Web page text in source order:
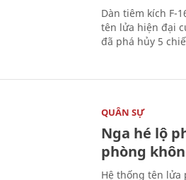
Dàn tiêm kích F-
tên lửa hiện đại
đã phá hủy 5
QUÂN SỰ
Nga hé lộ
phòng
Hệ thống tên lửa